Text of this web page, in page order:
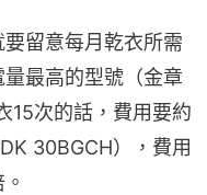
留意每月乾衣所需
最高的型號（金章
15次的話，費用要約
30BGCH），費用